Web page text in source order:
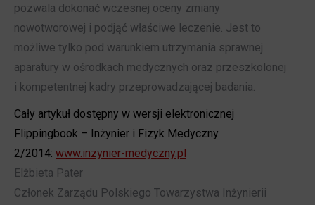
pozwala dokonać wczesnej oceny zmiany
nowotworowej i podjąć właściwe leczenie. Jest to
możliwe tylko pod warunkiem utrzymania sprawnej
aparatury w ośrodkach medycznych oraz przeszkolonej
i kompetentnej kadry przeprowadzającej badania.
Cały artykuł dostępny w wersji elektronicznej
Flippingbook – Inżynier i Fizyk Medyczny
2/2014: www.inzynier-medyczny.pl
Elżbieta Pater
Członek Zarządu Polskiego Towarzystwa Inżynierii